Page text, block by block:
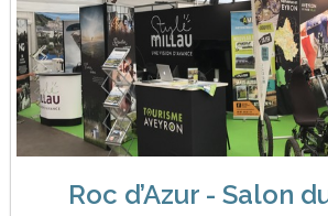
Roc d’Azur - Salon